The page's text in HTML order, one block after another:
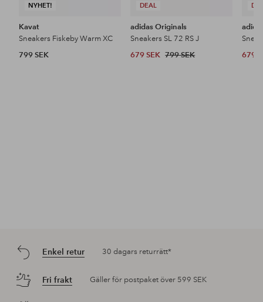
NYHET!
Kavat
Sneakers Fiskeby Warm XC
799 SEK
DEAL
adidas Originals
Sneakers SL 72 RS J
679 SEK 799 SEK
679
Enkel retur 30 dagars returrätt*
Fri frakt Gäller för postpaket över 599 SEK